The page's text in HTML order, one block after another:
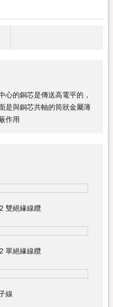
心的銅芯是傳送高電平的，
是與銅芯共軸的筒狀金屬薄
作用
雙絕緣線纜
單絕緣線纜
線